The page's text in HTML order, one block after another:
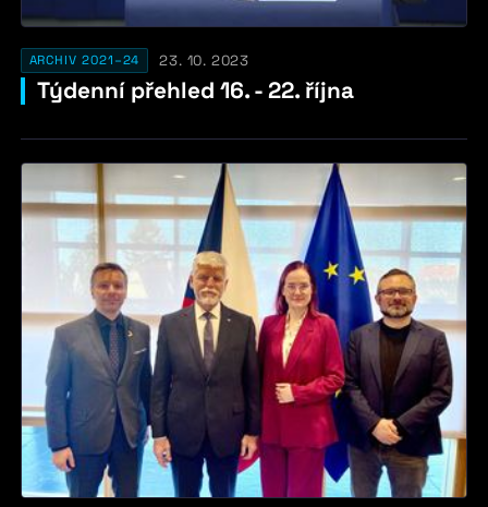
ARCHIV 2021–24 23. 10. 2023
Týdenní přehled 16. - 22. října